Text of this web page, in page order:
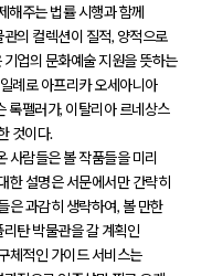
해주는 법률 시행과 함께
의 컬렉션이 질적, 양적으로
업의 문화예술 지원을 뜻하는
례로 아프리카 오세아니아
록펠러가, 이탈리아 르네상스
것이다.
사람들은 볼 작품들을 미리
한 설명은 서문에서만 간략히
은 과감히 생략하여, 볼 만한
탄 박물관을 갈 계획인
체적인 가이드 서비스는